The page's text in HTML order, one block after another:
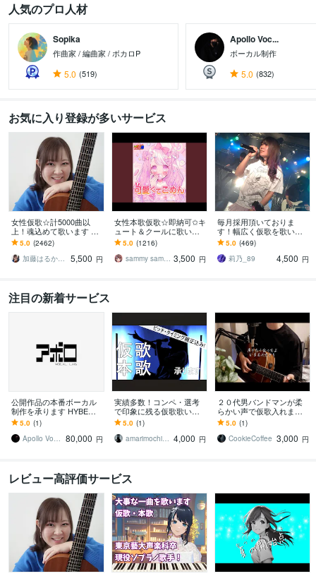
人気のプロ人材
Sopika
作曲家 / 編曲家 / ボカロP
5.0 (519)
Apollo Voc...
ボーカル制作
5.0 (832)
お気に入り登録が多いサービス
女性仮歌☆計5000曲以
上！魂込めて歌います エ
ディットが楽♪すぐ提出可
能♪毎月採用♪テレビ出演
有♪
5.0 (2462)
加藤はるか_Sing
5,500 円
女性本歌仮歌☆即納可✩キ
ュート＆クールに歌いま
す アイドルアニソン得意
です、毎月採用報告有
り！(作詞も可)
5.0 (1216)
sammy sammy 3,500 円
毎月採用頂いておりま
す！幅広く仮歌を歌いま
す アニソン、歌物系、パ
ワフルな楽曲の仮歌が得
意！
5.0 (469)
莉乃_89
4,500 円
注目の新着サービス
公開作品の本番ボーカル
制作を承ります HYBE・S
TARTO実績｜ゲーム・C
M・テーマソング対応
5.0 (1)
Apollo Vocal Lab 80,000 円
実績多数！コンペ・選考
で印象に残る仮歌歌いま
す 本格環境で高品質な仮
歌歌います！ピッチ・タ
イミング補正付き
5.0 (1)
amarimochimochisong 4,000 円
２０代男バンドマンが柔
らかい声で仮歌入れます
ピッチ＆リズム安定。即
戦力の仮歌を納品しま
す。参考音源あり。
5.0 (1)
CookieCoffee 3,000 円
レビュー高評価サービス